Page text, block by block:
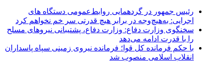
رئیس جمهور در گردهمایی روابط‌عمومی دستگاه های
اجرایی: به‌هیچ‌وجه در برابر هیچ قدرتی سر خم نخواهم کرد
سخنگوی وزارت دفاع: وزارت دفاع، پشتیبانی نیرو‌های مسلح
را با قدرت ادامه می‌دهد
با حکم فرمانده کل قوا؛ فرمانده نیروی زمینی سپاه پاسداران
انقلاب اسلامی منصوب شد